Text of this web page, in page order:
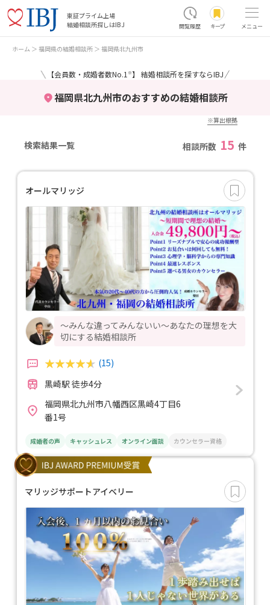
東証プライム上場
結婚相談所探しはIBJ
閲覧履歴 キープ メニュー
ホーム 福岡県の結婚相談所 福岡県北九州市
＼ 【会員数・成婚者数No.1 ※】 結婚相談所を探すならIBJ／
福岡県北九州市のおすすめの結婚相談所
※算出根拠
検索結果一覧 相談所数 15 件
オールマリッジ
～みんな違ってみんないい～あなたの理想を大
切にする結婚相談所
(15)
黒崎駅 徒歩4分
福岡県北九州市八幡西区黒崎4丁目6
番1号
成婚者の声 キャッシュレス オンライン面談 カウンセラー資格
マリッジサポートアイベリー